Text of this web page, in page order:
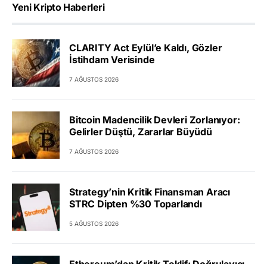
Yeni Kripto Haberleri
CLARITY Act Eylül’e Kaldı, Gözler
İstihdam Verisinde
7 AĞUSTOS 2026
Bitcoin Madencilik Devleri Zorlanıyor:
Gelirler Düştü, Zararlar Büyüdü
7 AĞUSTOS 2026
Strategy’nin Kritik Finansman Aracı
STRC Dipten %30 Toparlandı
5 AĞUSTOS 2026